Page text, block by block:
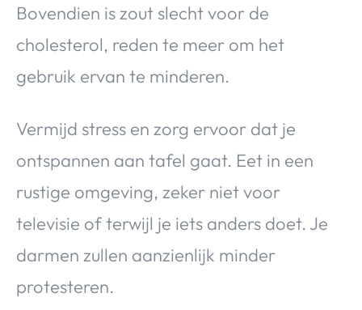
Bovendien is zout slecht voor de
cholesterol, reden te meer om het
gebruik ervan te minderen.
Vermijd stress en zorg ervoor dat je
ontspannen aan tafel gaat. Eet in een
rustige omgeving, zeker niet voor
televisie of terwijl je iets anders doet. Je
darmen zullen aanzienlijk minder
protesteren.